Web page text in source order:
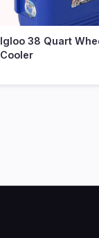
Igloo 38 Quart
Cooler